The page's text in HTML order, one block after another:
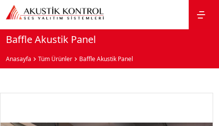
Baffle Akustik Panel
Anasayfa Tüm Ürünler Baffle Akustik Panel